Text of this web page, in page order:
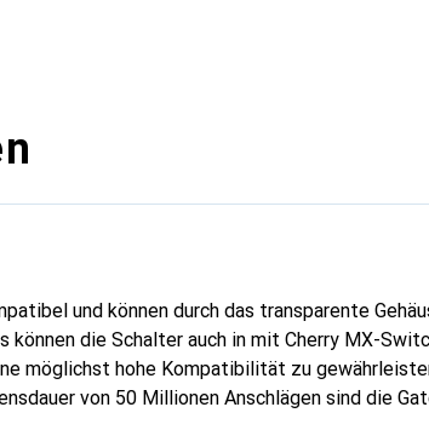
und können durch das transparente
können die Schalter auch in mit Cherry MX-
möglichst hohe Kompatibilität zu
von 50 Millionen Anschlägen sind die